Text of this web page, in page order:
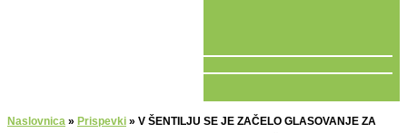
Naslovnica » Prispevki » V ŠENTILJU SE JE ZAČELO GLASOVANJE ZA